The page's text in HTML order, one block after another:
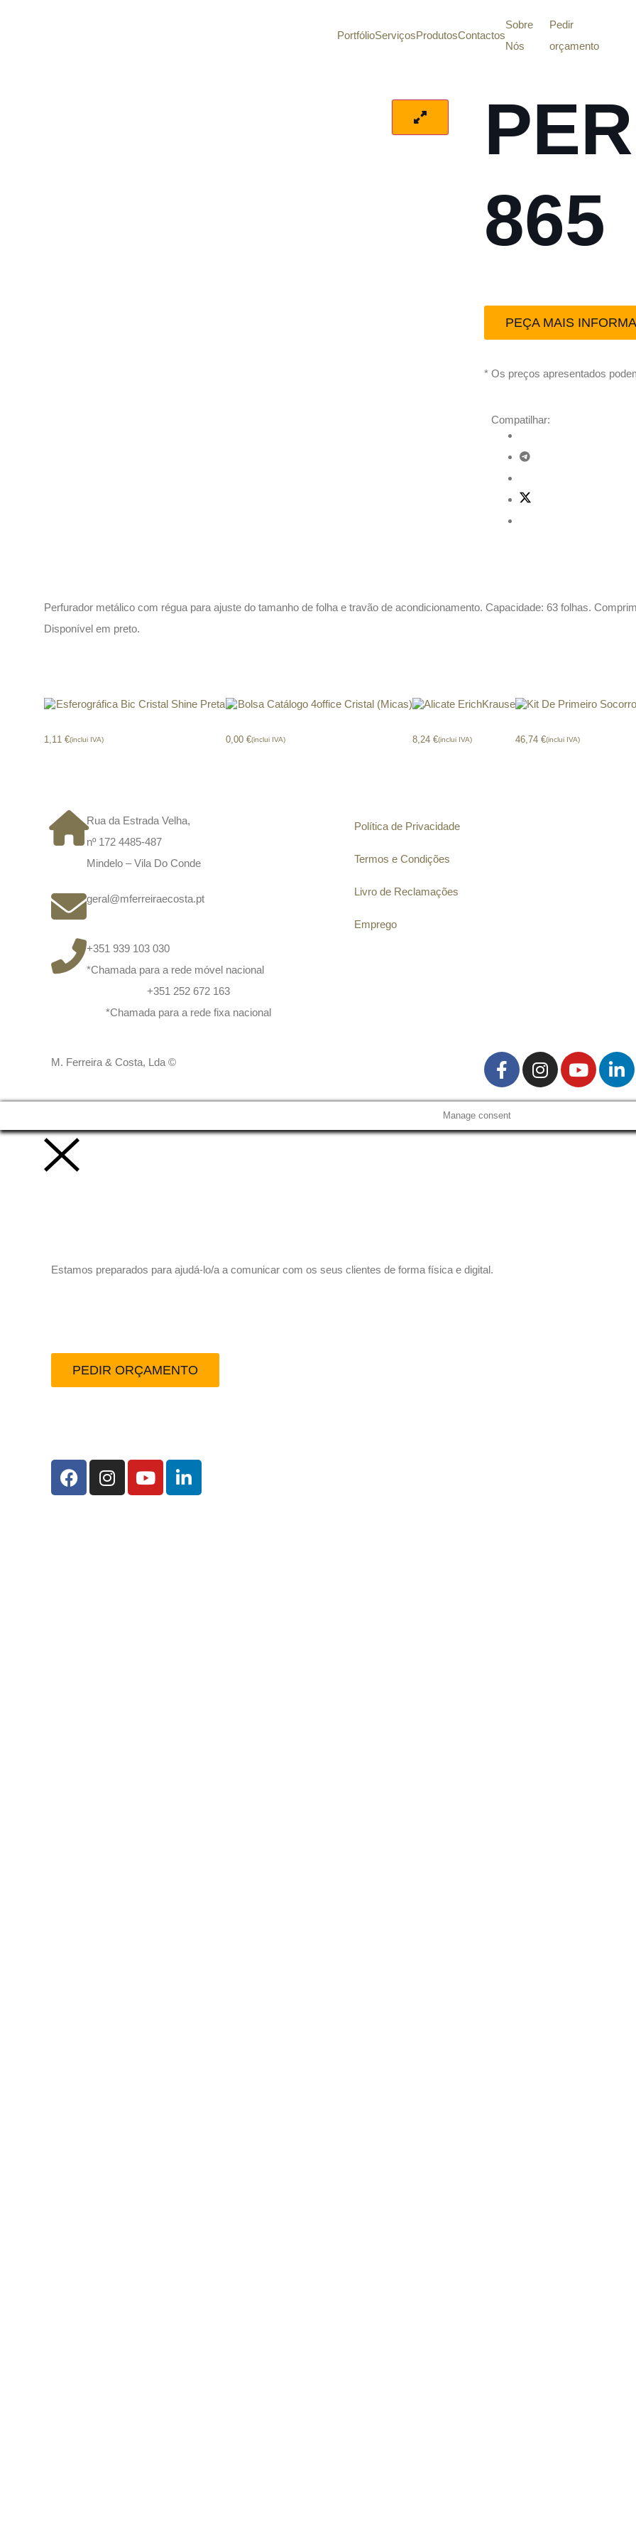
PortfólioServiçosProdutosContactos
Sobre
Nós
Pedir
orçamento
865
PEÇA MAIS
* Os preços apresentados
Compatilhar:
Perfurador metálico com régua para ajuste do tamanho de folha e travão de acondicionamento. Capacidade: 63 folhas.
Disponível em preto.
1,11 €(inclui IVA) 0,00 €(inclui IVA) 8,24 €(inclui IVA) 46,74 €(inclui IVA)
Rua da Estrada Velha,
nº 172 4485-487
Mindelo – Vila Do Conde
geral@mferreiraecosta.pt
+351 939 103 030
*Chamada para a rede móvel nacional
+351 252 672 163
*Chamada para a rede fixa nacional
Política de Privacidade
Termos e Condições
Livro de Reclamações
Emprego
M. Ferreira & Costa, Lda ©
Manage consent
Estamos preparados para ajudá-lo/a a comunicar com os seus clientes de forma física e digital.
PEDIR ORÇAMENTO